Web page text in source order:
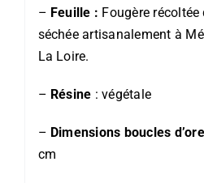
– Feuille : Fougère
séchée artisanalement à
La Loire.
– Résine : végétale
– Dimensions boucles
cm